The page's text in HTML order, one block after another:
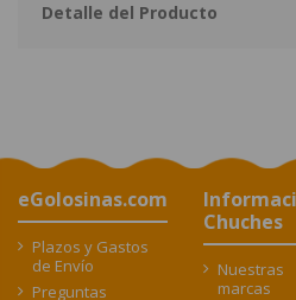
Detalle del Producto
eGolosinas.com
Plazos y Gastos
de Envío
Preguntas
Chuches
Nuestras
marcas